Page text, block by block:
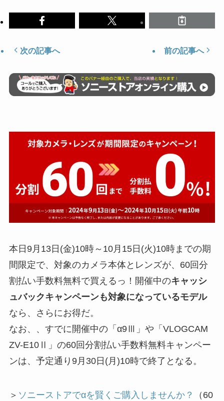
次の記事へ 前の記事へ
本日9月13日(金)10時～10月15日(火)10時までの期
間限定で、対象のカメラ本体とレンズが、60回分
割払い手数料無料で買えるっ！開催中のキャッシ
ュバックキャンペーンも対象になっているモデル
なら、さらにお得だ。
なお、、すでに開催中の「α9Ⅲ」や「VLOGCAM
ZV-E10Ⅱ」の60回分割払い手数料無料キャンペー
ンは、予定通り9月30日(月)10時で終了となる。
＞ ソニーストアでαを賢くご購入しませんか？
（60